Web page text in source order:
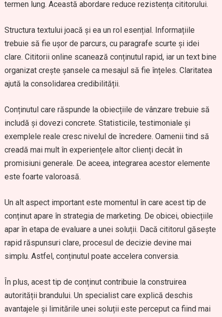
termen lung. Această abordare reduce rezistența cititorului.
Structura textului joacă și ea un rol esențial. Informațiile
trebuie să fie ușor de parcurs, cu paragrafe scurte și idei
clare. Cititorii online scanează conținutul rapid, iar un text bine
organizat crește șansele ca mesajul să fie înțeles. Claritatea
ajută la consolidarea credibilității.
Conținutul care răspunde la obiecțiile de vânzare trebuie să
includă și dovezi concrete. Statisticile, testimoniale și
exemplele reale cresc nivelul de încredere. Oamenii tind să
creadă mai mult în experiențele altor clienți decât în
promisiuni generale. De aceea, integrarea acestor elemente
este foarte valoroasă.
Un alt aspect important este momentul în care acest tip de
conținut apare în strategia de marketing. De obicei, obiecțiile
apar în etapa de evaluare a unei soluții. Dacă cititorul găsește
rapid răspunsuri clare, procesul de decizie devine mai
simplu. Astfel, conținutul poate accelera conversia.
În plus, acest tip de conținut contribuie la construirea
autorității brandului. Un specialist care explică deschis
avantajele și limitările unei soluții este perceput ca fiind mai